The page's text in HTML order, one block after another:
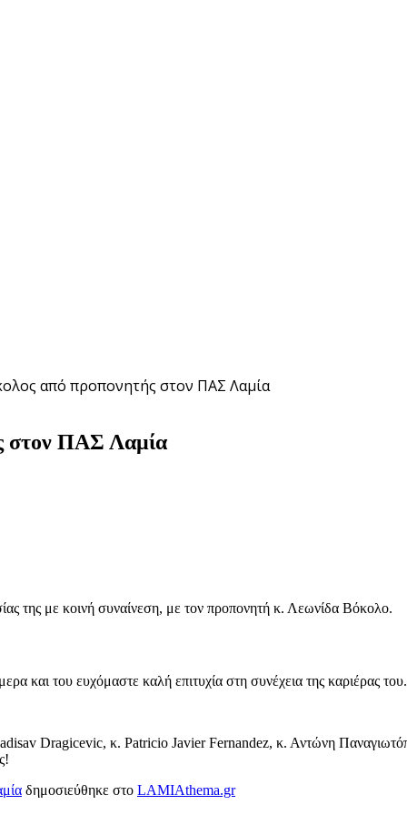
από προπονητής στον ΠΑΣ Λαμία
στον ΠΑΣ Λαμία
της με κοινή συναίνεση, με τον προπονητή κ. Λεωνίδα Βόκολο.
και του ευχόμαστε καλή επιτυχία στη συνέχεια της καριέρας του.
Dragicevic, κ. Patricio Javier Fernandez, κ. Αντώνη
δημοσιεύθηκε στο LAMIAthema.gr